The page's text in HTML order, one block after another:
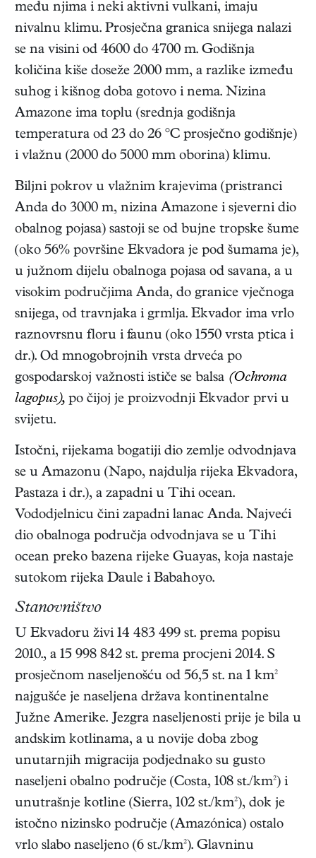
među njima i neki aktivni vulkani, imaju
nivalnu klimu. Prosječna granica snijega nalazi
se na visini od 4600 do 4700 m. Godišnja
količina kiše doseže 2000 mm, a razlike između
suhog i kišnog doba gotovo i nema. Nizina
Amazone ima toplu (srednja godišnja
temperatura od 23 do 26 °C prosječno godišnje)
i vlažnu (2000 do 5000 mm oborina) klimu.
Biljni pokrov u vlažnim krajevima (pristranci
Anda do 3000 m, nizina Amazone i sjeverni dio
obalnog pojasa) sastoji se od bujne tropske šume
(oko 56% površine Ekvadora je pod šumama je),
u južnom dijelu obalnoga pojasa od savana, a u
visokim područjima Anda, do granice vječnoga
snijega, od travnjaka i grmlja. Ekvador ima vrlo
raznovrsnu floru i faunu (oko 1550 vrsta ptica i
dr.). Od mnogobrojnih vrsta drveća po
gospodarskoj važnosti ističe se balsa (Ochroma
lagopus), po čijoj je proizvodnji Ekvador prvi u
svijetu.
Istočni, rijekama bogatiji dio zemlje odvodnjava
se u Amazonu (Napo, najdulja rijeka Ekvadora,
Pastaza i dr.), a zapadni u Tihi ocean.
Vododjelnicu čini zapadni lanac Anda. Najveći
dio obalnoga područja odvodnjava se u Tihi
ocean preko bazena rijeke Guayas, koja nastaje
sutokom rijeka Daule i Babahoyo.
Stanovništvo
U Ekvadoru živi 14 483 499 st. prema popisu
2010., a 15 998 842 st. prema procjeni 2014. S
prosječnom naseljenošću od 56,5 st. na 1 km²
najgušće je naseljena država kontinentalne
Južne Amerike. Jezgra naseljenosti prije je bila u
andskim kotlinama, a u novije doba zbog
unutarnjih migracija podjednako su gusto
naseljeni obalno područje (Costa, 108 st./km²) i
unutrašnje kotline (Sierra, 102 st./km²), dok je
istočno nizinsko područje (Amazónica) ostalo
vrlo slabo naseljeno (6 st./km²). Glavninu